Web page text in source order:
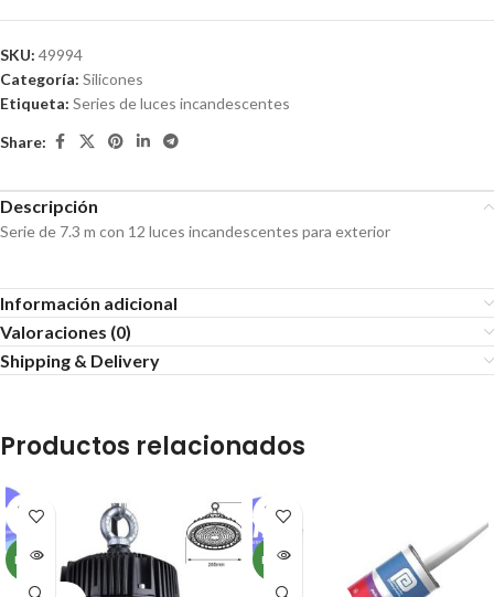
SKU: 49994
Categoría: Silicones
Etiqueta: Series de luces incandescentes
Share:
Descripción
Serie de 7.3 m con 12 luces incandescentes para exterior
Información adicional
Valoraciones (0)
Shipping & Delivery
Productos relacionados
SOLD
OUT
NEW
SOLD
OUT
NEW